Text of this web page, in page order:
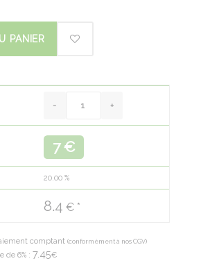
PANIER
7 €
20.00 %
8.4 € *
comptant (conformément à nos CGV)
de 6% : 7.45€